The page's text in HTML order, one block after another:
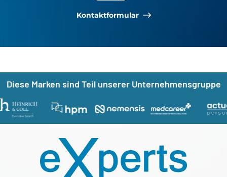
Kontakt­formular
Nützliche Links
Diese Marken sind Teil unserer Unternehmensgruppe